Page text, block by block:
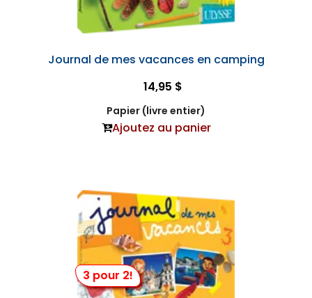
Journal de mes vacances en camping
14,95 $
Papier (livre entier)
Ajoutez au panier
3 pour 2!